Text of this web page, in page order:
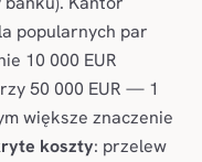
popularnych par
10 000 EUR
50 000 EUR — 1
większe znaczenie
koszty: przelew